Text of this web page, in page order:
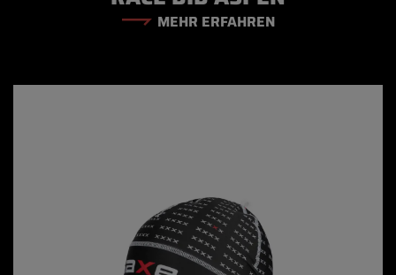
MEHR ERFAHREN